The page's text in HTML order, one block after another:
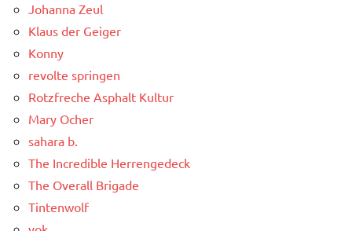
Johanna Zeul
Klaus der Geiger
Konny
revolte springen
Rotzfreche Asphalt Kultur
Mary Ocher
sahara b.
The Incredible Herrengedeck
The Overall Brigade
Tintenwolf